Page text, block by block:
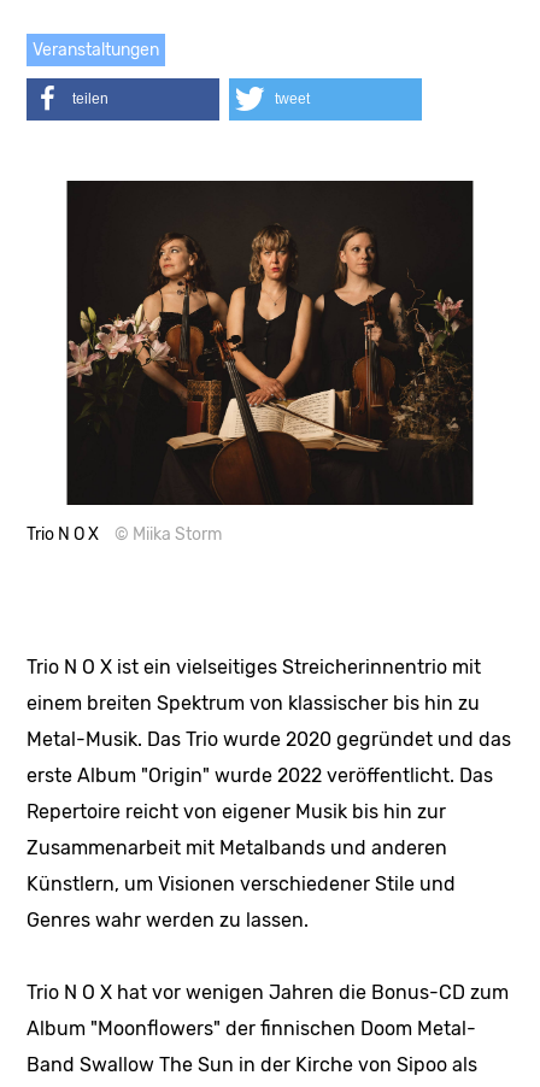
Veranstaltungen
teilen tweet
Trio N O X © Miika Storm
Trio N O X ist ein vielseitiges Streicherinnentrio mit
einem breiten Spektrum von klassischer bis hin zu
Metal-Musik. Das Trio wurde 2020 gegründet und das
erste Album "Origin" wurde 2022 veröffentlicht. Das
Repertoire reicht von eigener Musik bis hin zur
Zusammenarbeit mit Metalbands und anderen
Künstlern, um Visionen verschiedener Stile und
Genres wahr werden zu lassen.
Trio N O X hat vor wenigen Jahren die Bonus-CD zum
Album "Moonflowers" der finnischen Doom Metal-
Band Swallow The Sun in der Kirche von Sipoo als